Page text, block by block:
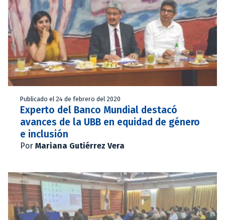
Publicado el 24 de febrero del 2020
Experto del Banco Mundial destacó
avances de la UBB en equidad de género
e inclusión
Por Mariana Gutiérrez Vera